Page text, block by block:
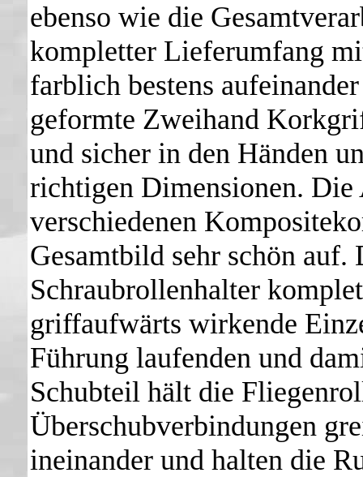
ebenso wie die
kompletter Lieferumfang
farblich bestens
geformte Zweihand
und sicher in den Händen
richtigen Dimensionen. Die
verschiedenen
Gesamtbild sehr schön
Schraubrollenhalter
griffaufwärts wirkende
Führung laufenden und
Schubteil hält die
Überschubverbindungen
ineinander und halten die